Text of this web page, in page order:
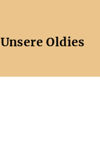
Unsere Oldies